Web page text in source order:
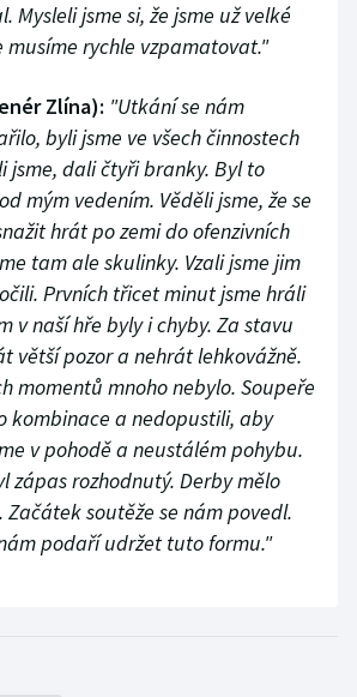
Mysleli jsme si, že jsme už velké
musíme rychle vzpamatovat."
Zlína): "Utkání se nám
byli jsme ve všech činnostech
jsme, dali čtyři branky. Byl to
mým vedením. Věděli jsme, že se
hrát po zemi do ofenzivních
tam ale skulinky. Vzali jsme jim
Prvních třicet minut jsme hráli
v naší hře byly i chyby. Za stavu
větší pozor a nehrát lehkovážně.
momentů mnoho nebylo. Soupeře
kombinace a nedopustili, aby
v pohodě a neustálém pohybu.
zápas rozhodnutý. Derby mělo
soutěže se nám povedl.
podaří udržet tuto formu."